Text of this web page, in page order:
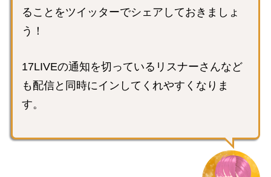
ることをツイッターでシェアしておきましょ
う！
17LIVEの通知を切っているリスナーさんなど
も配信と同時にインしてくれやすくなりま
す。